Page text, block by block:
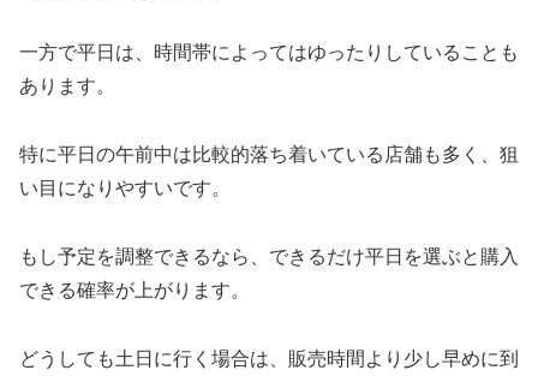
一方で平日は、時間帯によってはゆったりしていることも
あります。
特に平日の午前中は比較的落ち着いている店舗も多く、狙
い目になりやすいです。
もし予定を調整できるなら、できるだけ平日を選ぶと購入
できる確率が上がります。
どうしても土日に行く場合は、販売時間より少し早めに到